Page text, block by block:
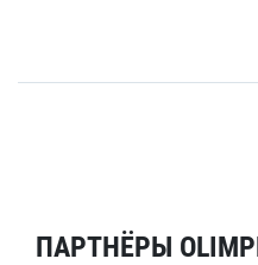
ПАРТНЁРЫ